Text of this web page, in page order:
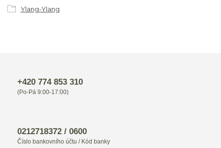
Ylang-Ylang
+420 774 853 310
(Po-Pá 9:00-17:00)
0212718372 / 0600
Číslo bankovního účtu / Kód banky